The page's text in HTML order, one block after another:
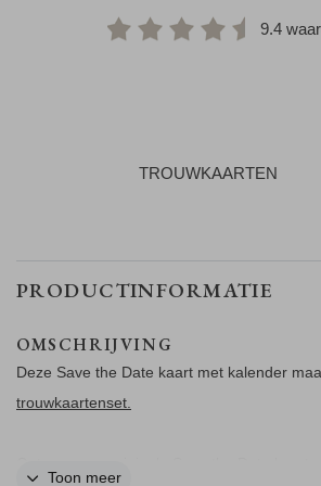
9.4
TROUWKAARTEN
PRODUCTINFORMATIE
OMSCHRIJVING
Deze Save the Date kaart met kalender
trouwkaartenset.
Toon meer